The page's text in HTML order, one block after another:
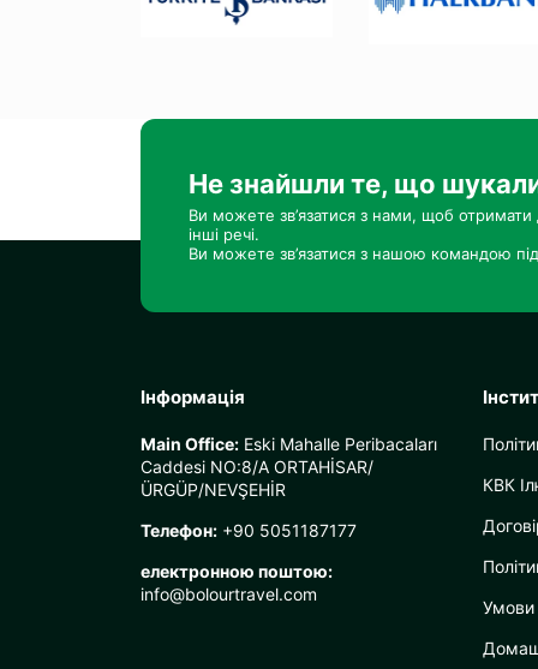
Не знайшли те, що
Ви можете зв’язатися з нами, щоб отримати
інші речі.
Ви можете зв’язатися з нашою командою
Інформація
Main Office: Eski Mahalle Peribacaları
Caddesi NO:8/A ORTAHİSAR/
ÜRGÜP/NEVŞEHİR
Телефон: +90 5051187177
електронною поштою:
info@bolourtravel.com
КВК
Умови